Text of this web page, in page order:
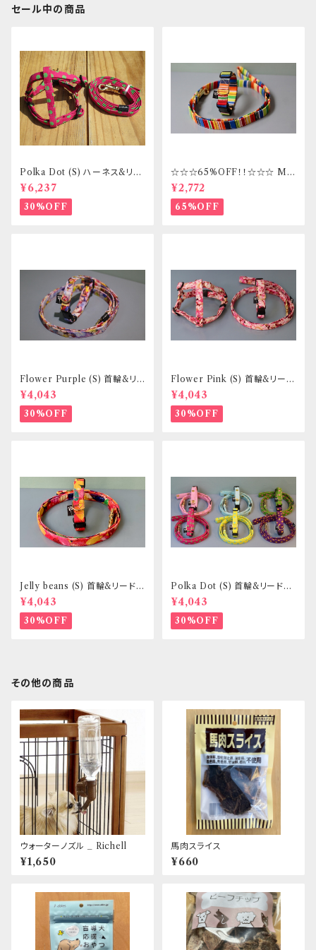
セール中の商品
Polka Dot (S) ハーネス&リー
ドセット _ フントヒュッテオリジ
ナル
¥6,237
30%OFF
☆☆☆65%OFF！！☆☆☆ Mサ
イズ 首輪&リードセット _ フント
ヒュッテオリジナル
¥2,772
65%OFF
Flower Purple (S) 首輪&リ
ードセット _ 小型犬・小柄な中
型犬向き _ フントヒュッテオリジ
ナル
¥4,043
30%OFF
Flower Pink (S) 首輪&リード
セット _ 小型犬・小柄な中型犬
向き _ フントヒュッテオリジナル
¥4,043
30%OFF
Jelly beans (S) 首輪&リードセ
ット _ 小型犬・小柄な中型犬向
き _ フントヒュッテオリジナル
¥4,043
30%OFF
Polka Dot (S) 首輪&リードセ
ット _ 小型犬・小柄な中型犬向
き _ フントヒュッテオリジナル
¥4,043
30%OFF
その他の商品
ウォーターノズル _ Richell
¥1,650
馬肉スライス
¥660